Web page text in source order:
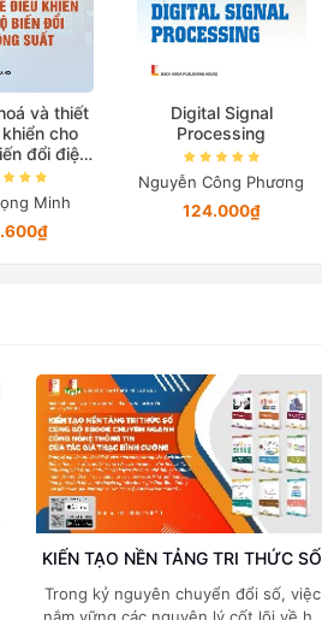
và thiết
cho
đổi điện
suất
Minh
Digital Signal
Processing
Nguyễn Công Phương
124.000₫
KIẾN TẠO NỀN TẢNG TRI THỨC SỐ
Trong kỷ nguyên chuyển đổi số, việc